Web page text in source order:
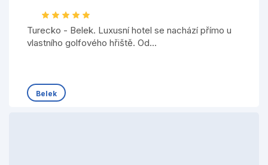
Turecko - Belek. Luxusní hotel se nachází přímo u
vlastního golfového hřiště. Od...
Belek